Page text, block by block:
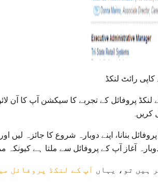
رائٹ لنکڈ
پروفائل کے تجربے کا سیکشن آپ کا آن
کریں.
بنانا، اپنے دوبارہ شروع کا جائزہ
آغاز آپ کے پروفائل سے ملتا ہے
ہیں تو، یہاں آپ کے لنکڈ پروفائل